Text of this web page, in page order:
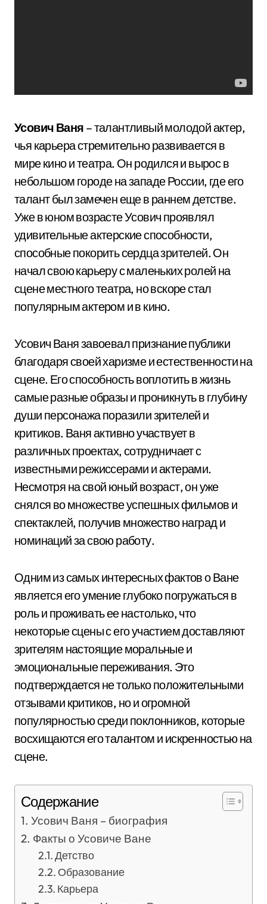
Усович Ваня – талантливый молодой актер,
чья карьера стремительно развивается в
мире кино и театра. Он родился и вырос в
небольшом городе на западе России, где его
талант был замечен еще в раннем детстве.
Уже в юном возрасте Усович проявлял
удивительные актерские способности,
способные покорить сердца зрителей. Он
начал свою карьеру с маленьких ролей на
сцене местного театра, но вскоре стал
популярным актером и в кино.
Усович Ваня завоевал признание публики
благодаря своей харизме и естественности на
сцене. Его способность воплотить в жизнь
самые разные образы и проникнуть в глубину
души персонажа поразили зрителей и
критиков. Ваня активно участвует в
различных проектах, сотрудничает с
известными режиссерами и актерами.
Несмотря на свой юный возраст, он уже
снялся во множестве успешных фильмов и
спектаклей, получив множество наград и
номинаций за свою работу.
Одним из самых интересных фактов о Ване
является его умение глубоко погружаться в
роль и проживать ее настолько, что
некоторые сцены с его участием доставляют
зрителям настоящие моральные и
эмоциональные переживания. Это
подтверждается не только положительными
отзывами критиков, но и огромной
популярностью среди поклонников, которые
восхищаются его талантом и искренностью на
сцене.
Содержание
Усович Ваня – биография
Факты о Усовиче Ване
Детство
Образование
Карьера